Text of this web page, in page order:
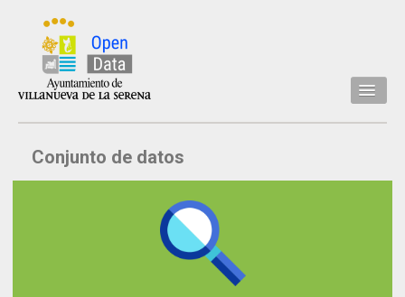
Inicio
Datos
Conjunto de datos